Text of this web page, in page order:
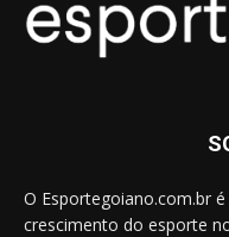
O Esportegoiano.com.br
crescimento do esporte